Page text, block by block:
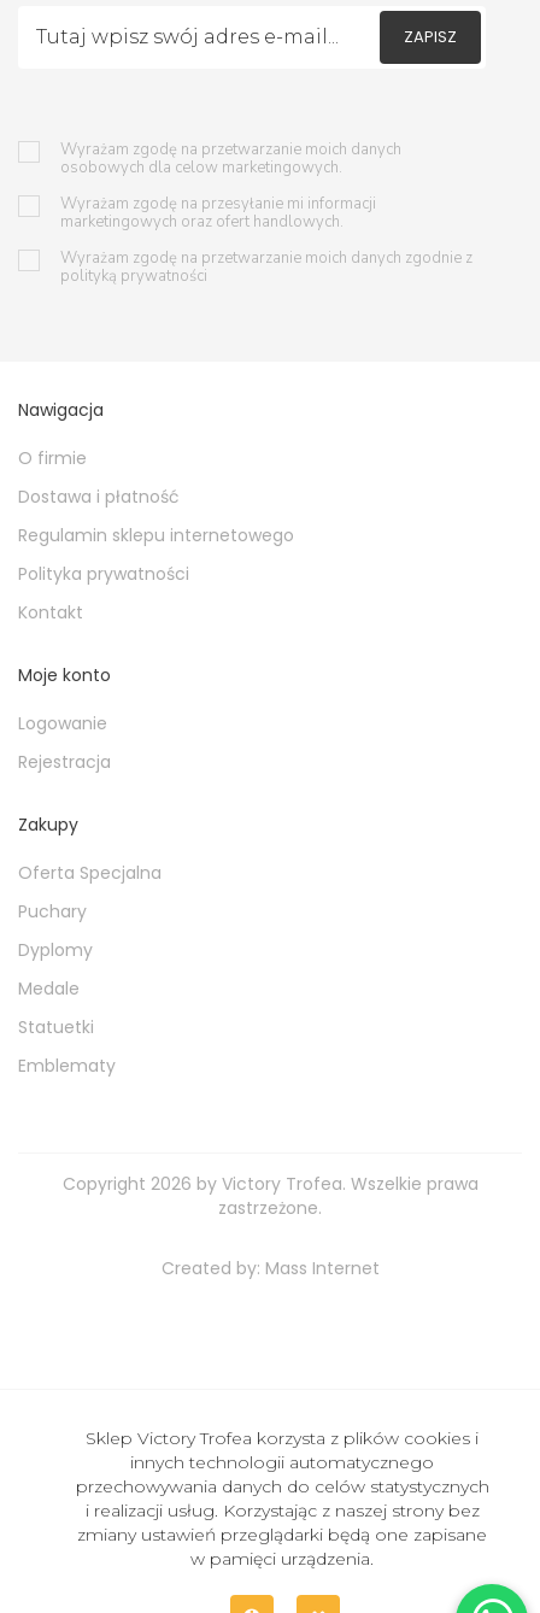
ZAPISZ
Wyrażam zgodę na przetwarzanie moich danych
osobowych dla celow marketingowych.
Wyrażam zgodę na przesyłanie mi informacji
marketingowych oraz ofert handlowych.
Wyrażam zgodę na przetwarzanie moich danych zgodnie z
polityką prywatności
Nawigacja
O firmie
Dostawa i płatność
Regulamin sklepu internetowego
Polityka prywatności
Kontakt
Moje konto
Logowanie
Rejestracja
Zakupy
Oferta Specjalna
Puchary
Dyplomy
Medale
Statuetki
Emblematy
Copyright 2026 by Victory Trofea. Wszelkie prawa
zastrzeżone.
Created by: Mass Internet
Sklep Victory Trofea korzysta z plików cookies i
innych technologii automatycznego
przechowywania danych do celów statystycznych
i realizacji usług. Korzystając z naszej strony bez
zmiany ustawień przeglądarki będą one zapisane
w pamięci urządzenia.